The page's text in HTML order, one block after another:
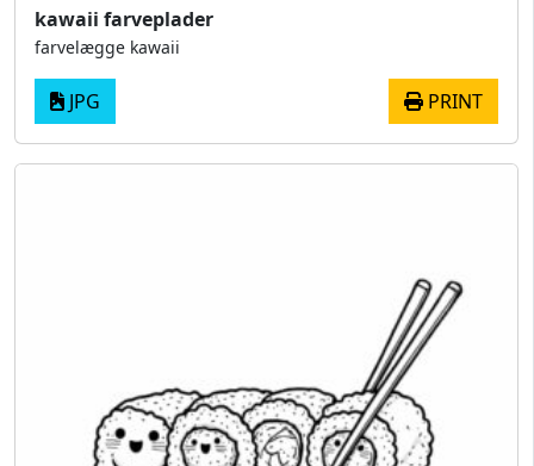
kawaii farveplader
farvelægge kawaii
JPG PRINT